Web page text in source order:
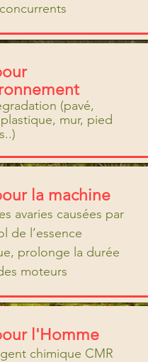
(pavé,
mur, pied
la machine
avaries causées par
de l’essence
prolonge la durée
moteurs
l'Homme
chimique CMR